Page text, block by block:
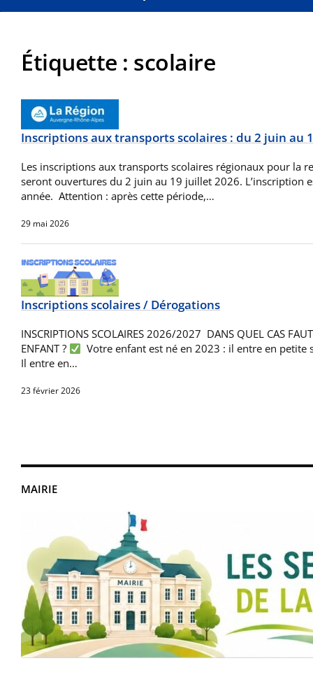
MAIRIE
Étiquette : scolaire
Inscriptions aux transports scolaires : du 2 juin au
Les inscriptions aux transports scolaires régionaux pour la
seront ouvertures du 2 juin au 19 juillet 2026. L’inscription
année. Attention : après cette période,…
29 mai 2026
Inscriptions scolaires / Dérogations
INSCRIPTIONS SCOLAIRES 2026/2027 DANS QUEL CAS
ENFANT ?
Votre enfant est né en 2023 : il entre en
Il entre en…
23 février 2026